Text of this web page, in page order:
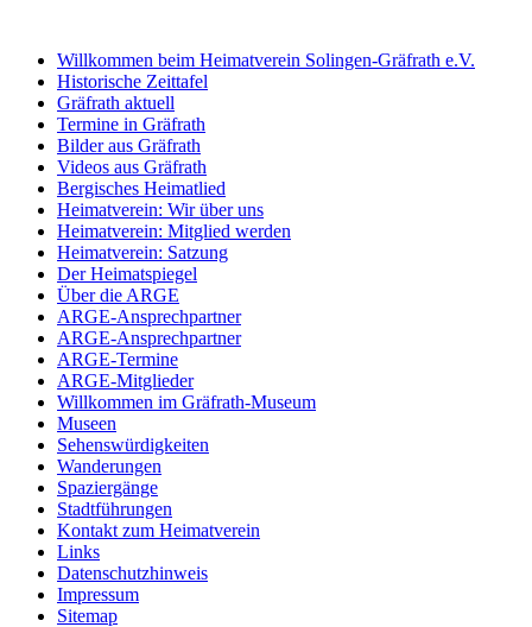
Willkommen beim Heimatverein Solingen-Gräfrath e.V.
Historische Zeittafel
Gräfrath aktuell
Termine in Gräfrath
Bilder aus Gräfrath
Videos aus Gräfrath
Bergisches Heimatlied
Heimatverein: Wir über uns
Heimatverein: Mitglied werden
Heimatverein: Satzung
Der Heimatspiegel
Über die ARGE
ARGE-Ansprechpartner
ARGE-Ansprechpartner
ARGE-Termine
ARGE-Mitglieder
Willkommen im Gräfrath-Museum
Museen
Sehenswürdigkeiten
Wanderungen
Spaziergänge
Stadtführungen
Kontakt zum Heimatverein
Links
Datenschutzhinweis
Impressum
Sitemap